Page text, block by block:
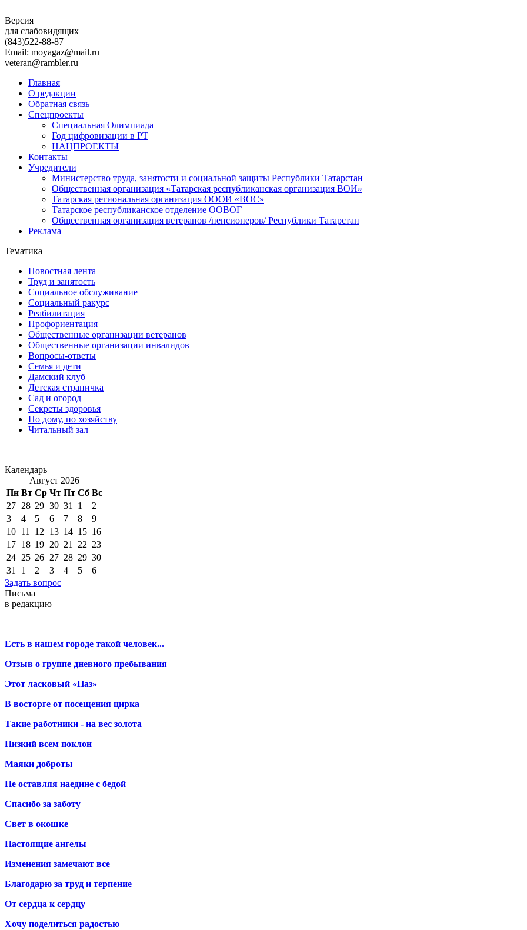
Версия
для слабовидящих
(843)522-88-87
Email: moyagaz@mail.ru
veteran@rambler.ru
Главная
О редакции
Обратная связь
Спецпроекты
Специальная Олимпиада
Год цифровизации в РТ
НАЦПРОЕКТЫ
Контакты
Учредители
Министерство труда, занятости и социальной защиты Республики Татарстан
Общественная организация «Татарская республиканская организация ВОИ»
Татарская региональная организация ОООИ «ВОС»
Татарское республиканское отделение ООВОГ
Общественная организация ветеранов /пенсионеров/ Республики Татарстан
Реклама
Тематика
Новостная лента
Труд и занятость
Социальное обслуживание
Социальный ракурс
Реабилитация
Профориентация
Общественные организации ветеранов
Общественные организации инвалидов
Вопросы-ответы
Семья и дети
Дамский клуб
Детская страничка
Сад и огород
Секреты здоровья
По дому, по хозяйству
Читальный зал
Календарь
Август 2026
Пн Вт Ср Чт Пт Сб Вс
27 28 29 30 31 1
2
3
4 5 6 7 8
9
10 11 12 13 14 15 16
17 18 19 20 21 22 23
24 25 26 27 28 29 30
31
1 2 3 4 5
6
Задать вопрос
Письма
в редакцию
Есть в нашем городе такой человек...
Отзыв о группе дневного пребывания
Этот ласковый «Наз»
В восторге от посещения цирка
Такие работники - на вес золота
Низкий всем поклон
Маяки доброты
Не оставляя наедине с бедой
Спасибо за заботу
Свет в окошке
Настоящие ангелы
Изменения замечают все
Благодарю за труд и терпение
От сердца к сердцу
Хочу поделиться радостью